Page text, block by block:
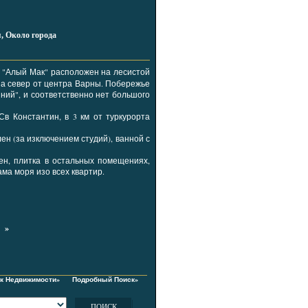
Около города
Мак" расположен на лесистой
север от центра Варны. Побережье
и соответственно нет большого
Константин, в 3 км от туркурорта
(за изключением студий), ванной с
плитка в остальных помещениях,
моря изо всех квартир.
»
Недвижимости» Подробный Поиск»